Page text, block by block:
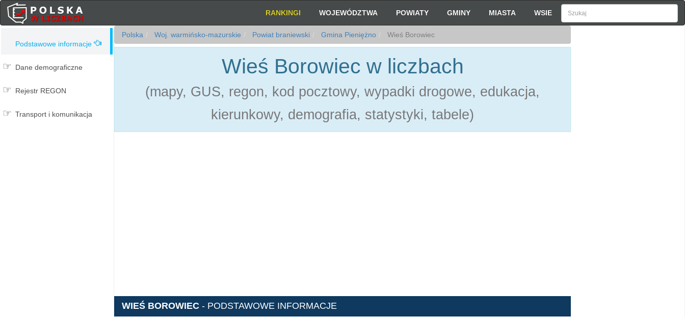
RANKINGI WOJEWÓDZTWA POWIATY GMINY MIASTA WSIE
Podstawowe informacje
Dane demograficzne
Rejestr REGON
Transport i komunikacja
Polska Woj. warmińsko-mazurskie Powiat braniewski Gmina Pieniężno Wieś Borowiec
Wieś Borowiec w liczbach
(mapy, GUS, regon, kod pocztowy, wypadki drogowe, edukacja,
kierunkowy, demografia, statystyki, tabele)
WIEŚ BOROWIEC - PODSTAWOWE INFORMACJE